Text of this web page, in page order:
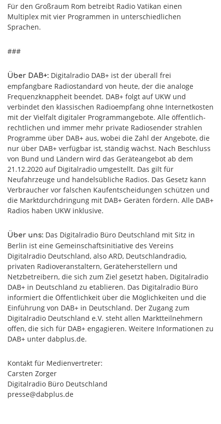
Für den Großraum Rom betreibt Radio Vatikan einen
Multiplex mit vier Programmen in unterschiedlichen
Sprachen.
###
Über DAB+: Digitalradio DAB+ ist der überall frei
empfangbare Radiostandard von heute, der die analoge
Frequenzknappheit beendet. DAB+ folgt auf UKW und
verbindet den klassischen Radioempfang ohne Internetkosten
mit der Vielfalt digitaler Programmangebote. Alle öffentlich-
rechtlichen und immer mehr private Radiosender strahlen
Programme über DAB+ aus, wobei die Zahl der Angebote, die
nur über DAB+ verfügbar ist, ständig wächst. Nach Beschluss
von Bund und Ländern wird das Geräteangebot ab dem
21.12.2020 auf Digitalradio umgestellt. Das gilt für
Neufahrzeuge und handelsübliche Radios. Das Gesetz kann
Verbraucher vor falschen Kaufentscheidungen schützen und
die Marktdurchdringung mit DAB+ Geräten fördern. Alle DAB+
Radios haben UKW inklusive.
Über uns: Das Digitalradio Büro Deutschland mit Sitz in
Berlin ist eine Gemeinschaftsinitiative des Vereins
Digitalradio Deutschland, also ARD, Deutschlandradio,
privaten Radioveranstaltern, Geräteherstellern und
Netzbetreibern, die sich zum Ziel gesetzt haben, Digitalradio
DAB+ in Deutschland zu etablieren. Das Digitalradio Büro
informiert die Öffentlichkeit über die Möglichkeiten und die
Einführung von DAB+ in Deutschland. Der Zugang zum
Digitalradio Deutschland e.V. steht allen Marktteilnehmern
offen, die sich für DAB+ engagieren. Weitere Informationen zu
DAB+ unter dabplus.de.
Kontakt für Medienvertreter:
Carsten Zorger
Digitalradio Büro Deutschland
presse@dabplus.de